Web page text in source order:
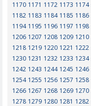
1170 1171 1172 1173 1174
1182 1183 1184 1185 1186
1194 1195 1196 1197 1198
1206 1207 1208 1209 1210
1218 1219 1220 1221 1222
1230 1231 1232 1233 1234
1242 1243 1244 1245 1246
1254 1255 1256 1257 1258
1266 1267 1268 1269 1270
1278 1279 1280 1281 1282